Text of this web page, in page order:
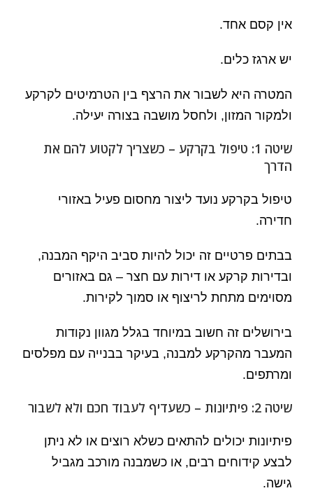
אין קסם אחד.
יש ארגז כלים.
המטרה היא לשבור את הרצף בין הטרמיטים לקרקע
ולמקור המזון, ולחסל מושבה בצורה יעילה.
שיטה 1: טיפול בקרקע – כשצריך לקטוע להם את
הדרך
טיפול בקרקע נועד ליצור מחסום פעיל באזורי
חדירה.
בבתים פרטיים זה יכול להיות סביב היקף המבנה,
ובדירות קרקע או דירות עם חצר – גם באזורים
מסוימים מתחת לריצוף או סמוך לקירות.
בירושלים זה חשוב במיוחד בגלל מגוון נקודות
המעבר מהקרקע למבנה, בעיקר בבנייה עם מפלסים
ומרתפים.
שיטה 2: פיתיונות – כשעדיף לעבוד חכם ולא לשבור
פיתיונות יכולים להתאים כשלא רוצים או לא ניתן
לבצע קידוחים רבים, או כשמבנה מורכב מגביל
גישה.